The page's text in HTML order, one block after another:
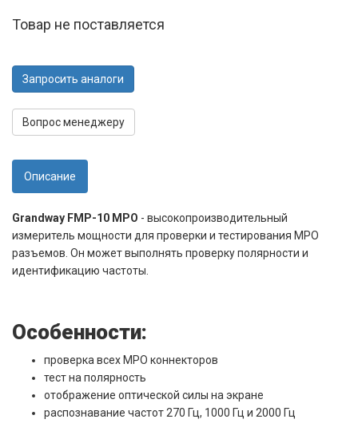
Товар не поставляется
Запросить аналоги
Вопрос менеджеру
Описание
Grandway FMP-10 MPO - высокопроизводительный
измеритель мощности для проверки и тестирования MPO
разъемов. Он может выполнять проверку полярности и
идентификацию частоты.
Особенности:
проверка всех МРО коннекторов
тест на полярность
отображение оптической силы на экране
распознавание частот 270 Гц, 1000 Гц и 2000 Гц